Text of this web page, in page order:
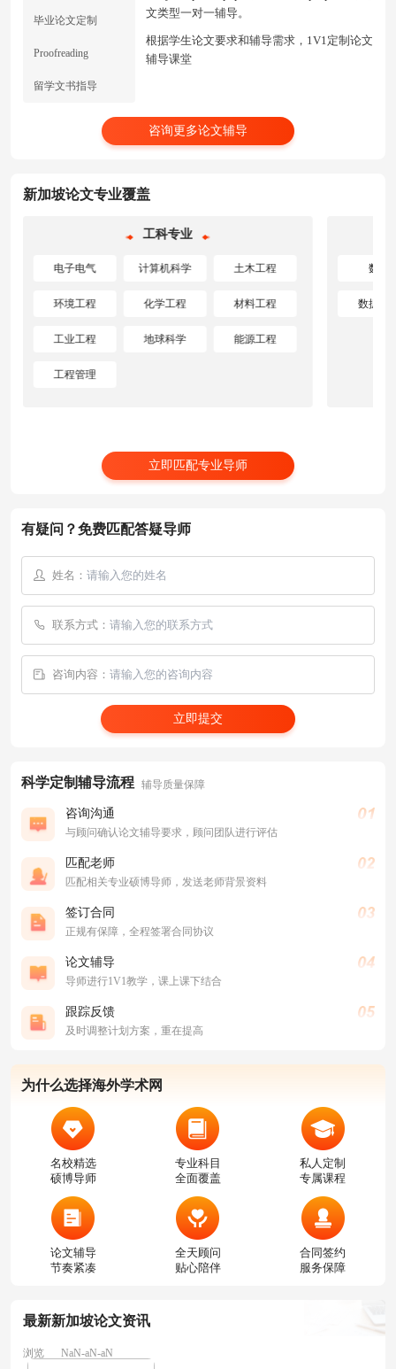
毕业论文定制
Proofreading
留学文书指导
文类型一对一辅导。
根据学生论文要求和辅导需求，1V1定制论文
辅导课堂
咨询更多论文辅导
新加坡论文专业覆盖
工科专业
电子电气 计算机科学 土木工程
环境工程 化学工程 材料工程
工业工程 地球科学 能源工程
工程管理
数学
数据科
立即匹配专业导师
有疑问？免费匹配答疑导师
姓名：
联系方式：
咨询内容：
立即提交
科学定制辅导流程 辅导质量保障
咨询沟通
与顾问确认论文辅导要求，顾问团队进行评估
匹配老师
匹配相关专业硕博导师，发送老师背景资料
签订合同
正规有保障，全程签署合同协议
论文辅导
导师进行1V1教学，课上课下结合
跟踪反馈
及时调整计划方案，重在提高
为什么选择海外学术网
名校精选
硕博导师
专业科目
全面覆盖
私人定制
专属课程
论文辅导
节奏紧凑
全天顾问
贴心陪伴
合同签约
服务保障
最新新加坡论文资讯
浏览 NaN-aN-aN